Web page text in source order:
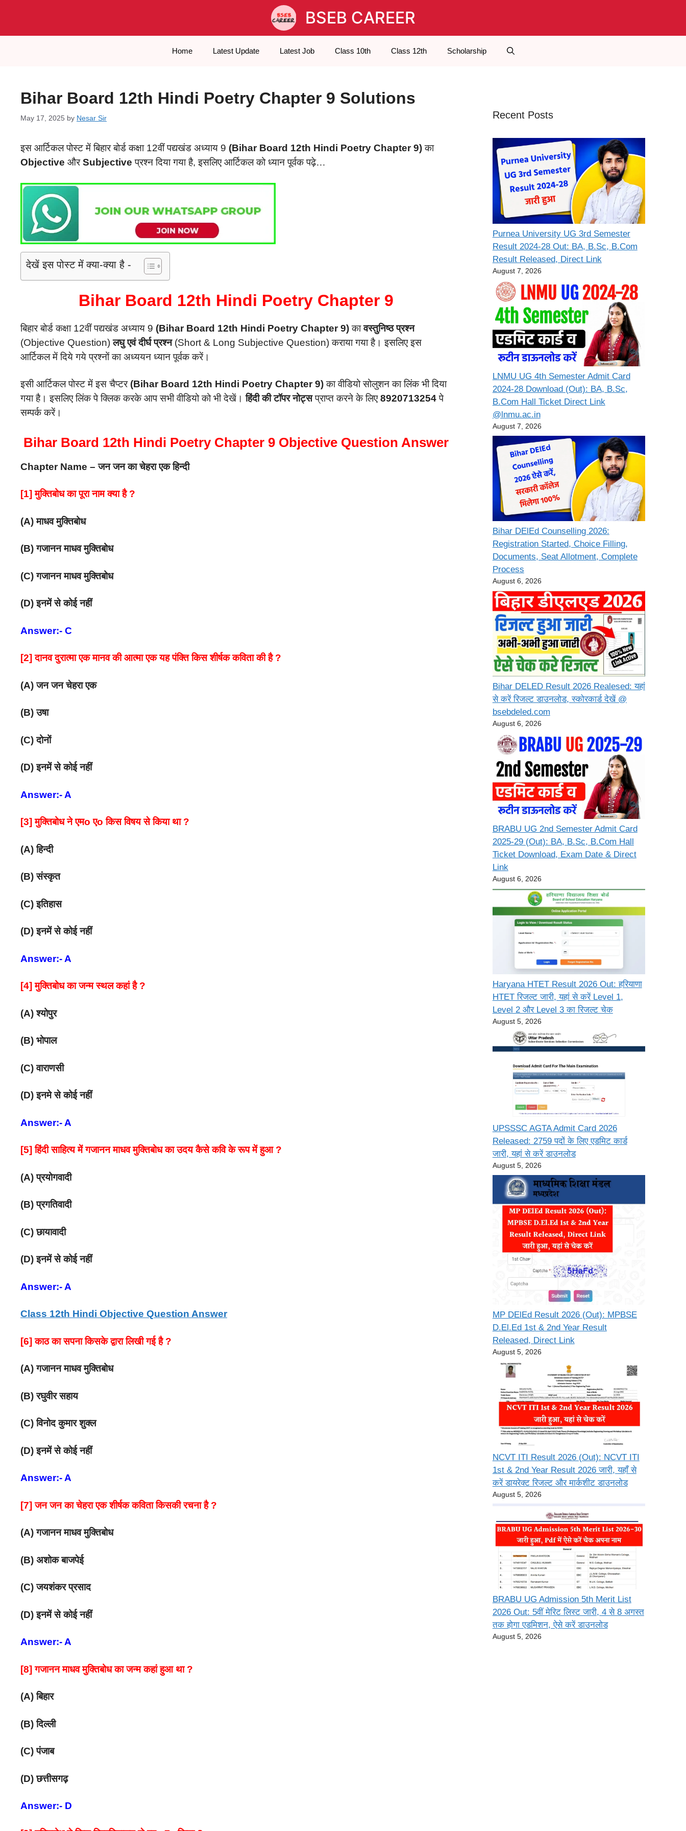
BSEB CAREER
Home Latest Update Latest Job Class 10th Class 12th Scholarship
Bihar Board 12th Hindi Poetry Chapter 9 Solutions
May 17, 2025 by Nesar Sir
इस आर्टिकल पोस्ट में बिहार बोर्ड कक्षा 12वीं पद्यखंड अध्याय 9 (Bihar Board 12th Hindi Poetry Chapter 9)का
Objective औरSubjective प्रश्न दिया गया है, इसलिए आर्टिकल को ध्यान पूर्वक पढ़े…
देखें इस पोस्ट में क्या-क्या है -
Bihar Board 12th Hindi Poetry Chapter 9
बिहार बोर्ड कक्षा 12वीं पद्यखंड अध्याय 9 (Bihar Board 12th Hindi Poetry Chapter 9)कावस्तुनिष्ठ प्रश्न
(Objective Question)लघु एवं दीर्घ प्रश्न(Short & Long Subjective Question) कराया गया है। इसलिए इस
आर्टिकल में दिये गये प्रश्नों का अध्ययन ध्यान पूर्वक करें।
इसी आर्टिकल पोस्ट में इस चैप्टर(Bihar Board 12th Hindi Poetry Chapter 9)का वीडियो सोलुशन का लिंक भी दिया
गया है। इसलिए लिंक पे क्लिक करके आप सभी वीडियो को भी देखें।हिंदी की टॉपर नोट्सप्राप्त करने के लिए8920713254पे
सम्पर्क करें।
Bihar Board 12th Hindi Poetry Chapter 9 Objective Question Answer
Chapter Name – जन जन का चेहरा एक हिन्दी
[1] मुक्तिबोध का पूरा नाम क्या है ?
(A) माधव मुक्तिबोध
(B) गजानन माधव मुक्तिबोध
(C) गजानन माधव मुक्तिबोध
(D) इनमें से कोई नहीं
Answer:- C
[2] दानव दुरात्मा एक मानव की आत्मा एक यह पंक्ति किस शीर्षक कविता की है ?
(A) जन जन चेहरा एक
(B) उषा
(C) दोनों
(D) इनमें से कोई नहीं
Answer:- A
[3] मुक्तिबोध ने एमo एo किस विषय से किया था ?
(A) हिन्दी
(B) संस्कृत
(C) इतिहास
(D) इनमें से कोई नहीं
Answer:- A
[4] मुक्तिबोध का जन्म स्थल कहां है ?
(A) श्योपुर
(B) भोपाल
(C) वाराणसी
(D) इनमे से कोई नहीं
Answer:- A
[5] हिंदी साहित्य में गजानन माधव मुक्तिबोध का उदय कैसे कवि के रूप में हुआ ?
(A) प्रयोगवादी
(B) प्रगतिवादी
(C) छायावादी
(D) इनमें से कोई नहीं
Answer:- A
Class 12th Hindi Objective Question Answer
[6] काठ का सपना किसके द्वारा लिखी गई है ?
(A) गजानन माधव मुक्तिबोध
(B) रघुवीर सहाय
(C) विनोद कुमार शुक्ल
(D) इनमें से कोई नहीं
Answer:- A
[7] जन जन का चेहरा एक शीर्षक कविता किसकी रचना है ?
(A) गजानन माधव मुक्तिबोध
(B) अशोक बाजपेई
(C) जयशंकर प्रसाद
(D) इनमें से कोई नहीं
Answer:- A
[8] गजानन माधव मुक्तिबोध का जन्म कहां हुआ था ?
(A) बिहार
(B) दिल्ली
(C) पंजाब
(D) छत्तीसगढ़
Answer:- D
Recent Posts
Purnea University UG 3rd Semester
Result 2024-28 Out: BA, B.Sc, B.Com
Result Released, Direct Link
August 7, 2026
LNMU UG 4th Semester Admit Card
2024-28 Download (Out): BA, B.Sc,
B.Com Hall Ticket Direct Link
@lnmu.ac.in
August 7, 2026
Bihar DElEd Counselling 2026:
Registration Started, Choice Filling,
Documents, Seat Allotment, Complete
Process
August 6, 2026
Bihar DELED Result 2026 Realesed: यहां
से करें रिजल्ट डाउनलोड, स्कोरकार्ड देखें @
bsebdeled.com
August 6, 2026
BRABU UG 2nd Semester Admit Card
2025-29 (Out): BA, B.Sc, B.Com Hall
Ticket Download, Exam Date & Direct
Link
August 6, 2026
Haryana HTET Result 2026 Out: हरियाणा
HTET रिजल्ट जारी, यहां से करें Level 1,
Level 2 और Level 3 का रिजल्ट चेक
August 5, 2026
UPSSSC AGTA Admit Card 2026
Released: 2759 पदों के लिए एडमिट कार्ड
जारी, यहां से करें डाउनलोड
August 5, 2026
MP DElEd Result 2026 (Out): MPBSE
D.El.Ed 1st & 2nd Year Result
Released, Direct Link
August 5, 2026
NCVT ITI Result 2026 (Out): NCVT ITI
1st & 2nd Year Result 2026 जारी, यहाँ से
करें डायरेक्ट रिजल्ट और मार्कशीट डाउनलोड
August 5, 2026
BRABU UG Admission 5th Merit List
2026 Out: 5वीं मेरिट लिस्ट जारी, 4 से 8 अगस्त
तक होगा एडमिशन, ऐसे करें डाउनलोड
August 5, 2026